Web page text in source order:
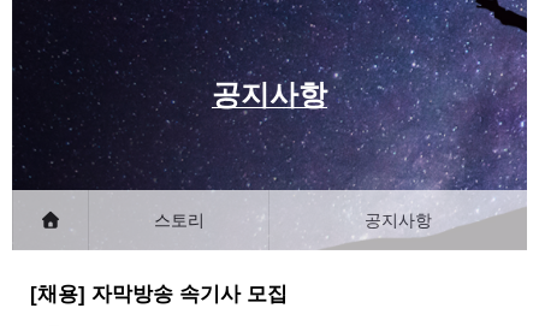
공지사항
스토리 공지사항
[채용] 자막방송 속기사 모집